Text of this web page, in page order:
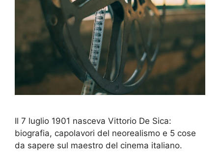
Il 7 luglio 1901 nasceva Vittorio De Sica:
biografia, capolavori del neorealismo e 5 cose
da sapere sul maestro del cinema italiano.